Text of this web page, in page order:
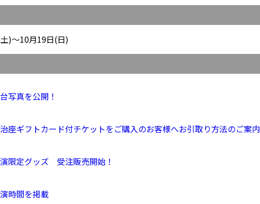
)～10月19日(日)
写真を公開！
座ギフトカード付チケットをご購入のお客様へお引取り方法のご案内
限定グッズ 受注販売開始！
演時間を掲載